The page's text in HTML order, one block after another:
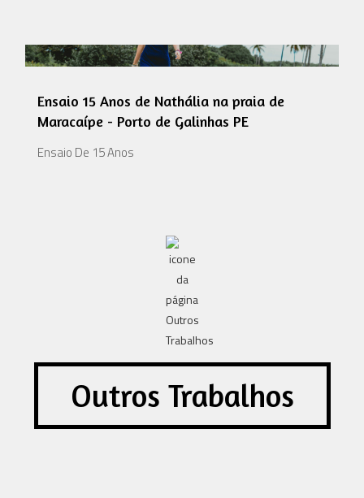
Ensaio 15 Anos de Nathália na praia de
Maracaípe - Porto de Galinhas PE
Ensaio De 15 Anos
Outros Trabalhos